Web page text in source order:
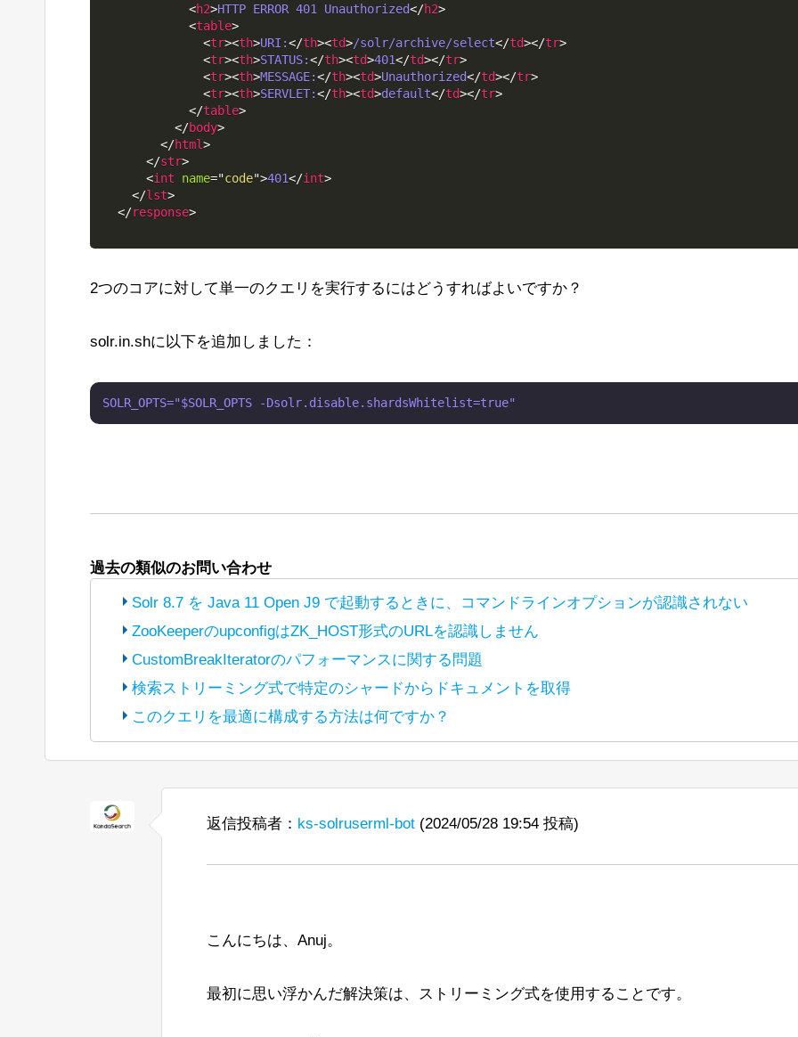
<h2>HTTP ERROR 401 Unauthorized</h2>
<table>
<tr><th>URI:</th><td>/solr/archive/select</td></tr>
<tr><th>STATUS:</th><td>401</td></tr>
<tr><th>MESSAGE:</th><td>Unauthorized</td></tr>
<tr><th>SERVLET:</th><td>default</td></tr>
</table>
</body>
</html>
</str>
<int name="code">401</int>
</lst>
</response>
2つのコアに対して単一のクエリを実行するにはどうすればよいですか？
solr.in.shに以下を追加しました：
過去の類似のお問い合わせ
Solr 8.7 を Java 11 Open J9 で起動するときに、コマンドラインオプションが認識されない
(The bot translated the original posthttps://lists.apache.org/thread/
into Japanese and reposted it under Apache License 2.0. The copyright of posted content is held
こんにちは、
現在、Java 8 から Java 11 への移行を進めています。
JVMJ9VM007W Command-line option unrecognised: -
その後、コンソールにはガベージコレクションの出力が続きますが、Solrは問題なく起動し、
されますが、コンソールには表示されません。
ZooKeeperのupconfigはZK_HOST形式のURLを認識しません
(The bot translated the original post
https://lists.apache.org/thread/
into Japanese and reposted it under Apache License 2.0. The copyright of posted content is held
式の文字列を認識しませんでした。
たとえば、<ip-1>,<ip-2>,<ip-3>/solrを使用すると、configが/solr znodeではなく、直接
CustomBreakIteratorのパフォーマンスに関する問題
(The bot translated the original posthttps://lists.apache.org/thread/
into Japanese and reposted it under Apache License 2.0. The copyright of posted content is held
こんにちは、
私はパッセージの見出しをきれいにハイライトするためにBreakIteratorが必要です。これによ
こちらが私の実装へのリンクです。どこが非常に非効率的なのかを見つけることができません
他のアプローチも含め、すべての提案を歓迎します。
検索ストリーミング式で特定のシャードからドキュメントを取得
(The bot translated the original posthttps://lists.apache.org/thread/
into Japanese and reposted it under Apache License 2.0. The copyright of posted content is held
「Search streaming expression」で単一の特定のシャード（または特定のレプリカ）からすべ
か？ 通常の「shards」パラメータを使用しても、Search streaming exprと一緒に使用すると効
このクエリを最適に構成する方法は何ですか？
以下のディスカッションを参照してください：
https://lucene.apache.org/core/8_11_0/sandbox/org/apache/lucene/search/CoveringQuery.html
返信投稿者： ks-solruserml-bot (2024/05/28 19:54 投稿)
こんにちは、Anuj。
最初に思い浮かんだ解決策は、ストリーミング式を使用することです。